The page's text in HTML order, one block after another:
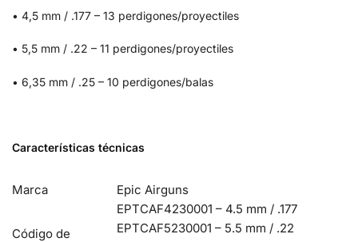
• 4,5 mm / .177 – 13 perdigones/proyectiles
• 5,5 mm / .22 – 11 perdigones/proyectiles
• 6,35 mm / .25 – 10 perdigones/balas
Características técnicas
Marca Epic Airguns
Código de
EPTCAF4230001 – 4.5 mm / .177
EPTCAF5230001 – 5.5 mm / .22